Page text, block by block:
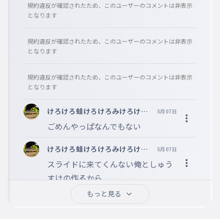
規約違反が確認されたため、このユーザーのコメントは非表示
となります
規約違反が確認されたため、このユーザーのコメントは非表示
となります
規約違反が確認されたため、このユーザーのコメントは非表示
となります
けろけろ蛙けろけろみけろけろ
家帰るkerokeroフォロバ確定
だぜ!!
5月07日
ごめんやっぱなんでもない
けろけろ蛙けろけろみけろけろ
だぜ!!
5月07日
スライドに来てくんない俺としゅう
すけの作るから
規約違反が確認されたため、このユーザーのコメントは非表示
もっと見る